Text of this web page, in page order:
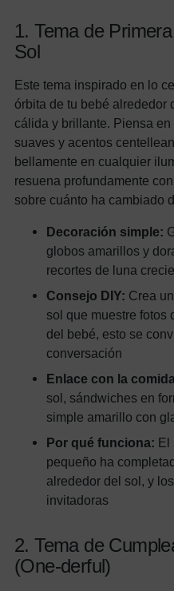
1. Tema de
Sol
Este tema inspirado en lo
órbita de tu bebé alrededor
cálida y brillante. Piensa
suaves y acentos
bellamente en cualquier
resuena profundamente
sobre cuánto ha cambiado
Decoración simple:
globos amarillos y
recortes de luna
Consejo DIY: Crea
sol que muestre fotos
del bebé, esto se
conversación
Enlace con la
sol, sándwiches en
simple amarillo con
Por qué funciona: El
pequeño ha
alrededor del sol, y
invitadoras
2. Tema de
(One-derful)